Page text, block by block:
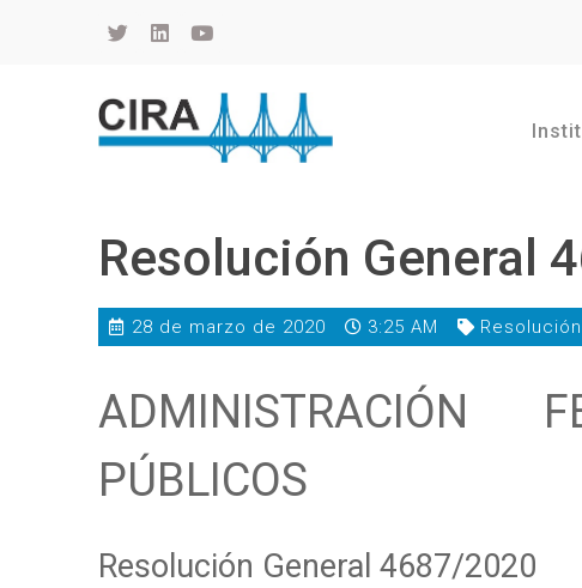
Resolución General
28 de marzo de 2020 3:25 AM
ADMINISTRACIÓN
PÚBLICOS
Resolución General 4687/2020